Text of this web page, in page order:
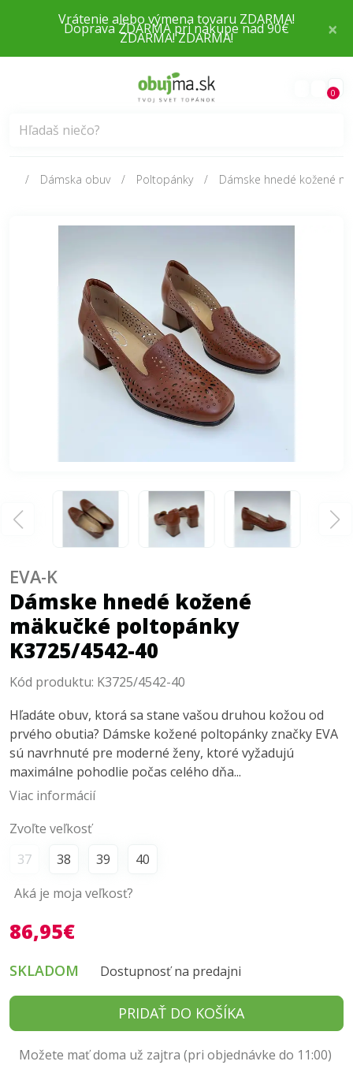
×
Doprava ZDARMA pri nákupe nad 90€
0
Dámska obuv Poltopánky Dámske hnedé kožené
Dámske hnedé kožené
mäkučké poltopánky
K3725/4542-40
EVA-K
Kód produktu: K3725/4542-40
Hľadáte obuv, ktorá sa stane vašou druhou kožou od
prvého obutia? Dámske kožené poltopánky značky EVA
sú navrhnuté pre moderné ženy, ktoré vyžadujú
maximálne pohodlie počas celého dňa...
Viac informácií
Zvoľte veľkosť
37
38 39
40
Aká je moja veľkosť?
86,95€
SKLADOM Dostupnosť na predajni
PRIDAŤ DO KOŠÍKA
Možete mať doma už zajtra (pri objednávke do 11:00)